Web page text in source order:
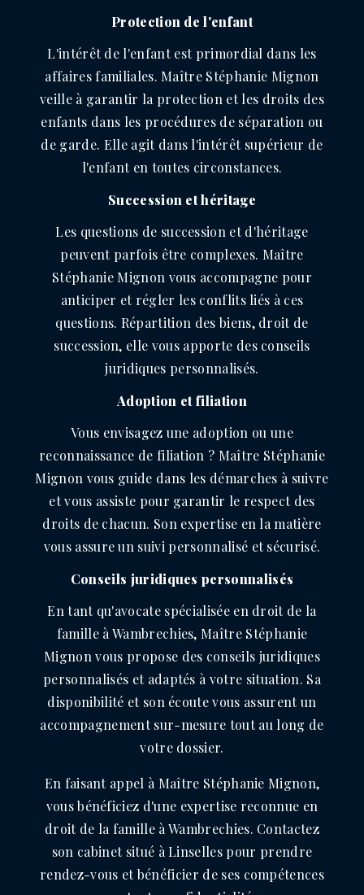
Protection de l'enfant
L'intérêt de l'enfant est primordial dans les
affaires familiales. Maître Stéphanie Mignon
veille à garantir la protection et les droits des
enfants dans les procédures de séparation ou
de garde. Elle agit dans l'intérêt supérieur de
l'enfant en toutes circonstances.
Succession et héritage
Les questions de succession et d'héritage
peuvent parfois être complexes. Maître
Stéphanie Mignon vous accompagne pour
anticiper et régler les conflits liés à ces
questions. Répartition des biens, droit de
succession, elle vous apporte des conseils
juridiques personnalisés.
Adoption et filiation
Vous envisagez une adoption ou une
reconnaissance de filiation ? Maître Stéphanie
Mignon vous guide dans les démarches à suivre
et vous assiste pour garantir le respect des
droits de chacun. Son expertise en la matière
vous assure un suivi personnalisé et sécurisé.
Conseils juridiques personnalisés
En tant qu'avocate spécialisée en droit de la
famille à Wambrechies, Maître Stéphanie
Mignon vous propose des conseils juridiques
personnalisés et adaptés à votre situation. Sa
disponibilité et son écoute vous assurent un
accompagnement sur-mesure tout au long de
votre dossier.
En faisant appel à Maître Stéphanie Mignon,
vous bénéficiez d'une expertise reconnue en
droit de la famille à Wambrechies. Contactez
son cabinet situé à Linselles pour prendre
rendez-vous et bénéficier de ses compétences